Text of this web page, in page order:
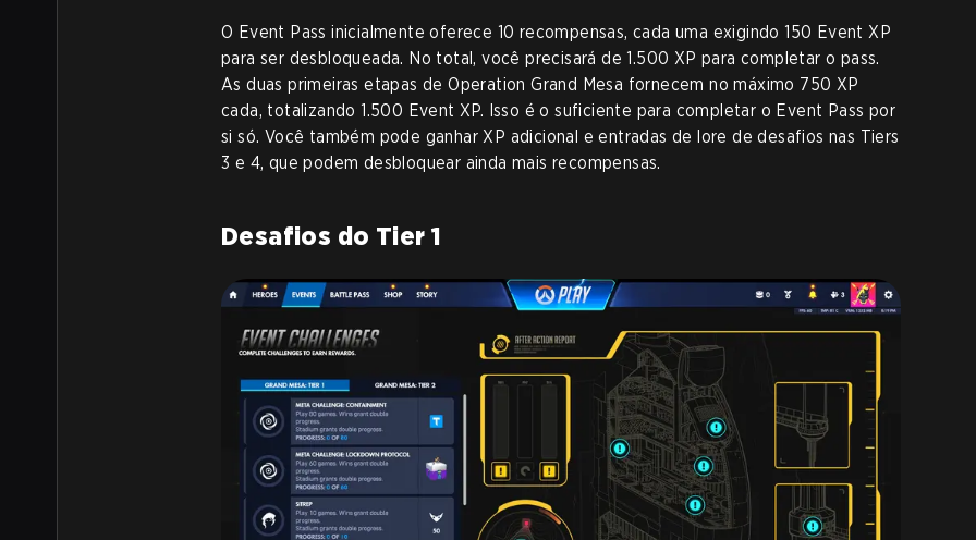
O Event Pass inicialmente oferece 10 recompensas, cada uma exigindo 150 Event XP
para ser desbloqueada. No total, você precisará de 1.500 XP para completar o pass.
As duas primeiras etapas de Operation Grand Mesa fornecem no máximo 750 XP
cada, totalizando 1.500 Event XP. Isso é o suficiente para completar o Event Pass por
si só. Você também pode ganhar XP adicional e entradas de lore de desafios nas Tiers
3 e 4, que podem desbloquear ainda mais recompensas.
Desafios do Tier 1